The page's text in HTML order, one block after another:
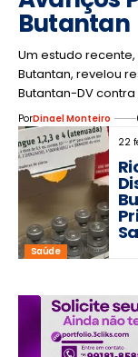
Butantan
Um estudo
Butantan, revelou
Butantan-DV
PorDinael Monteiro
22
Saúde